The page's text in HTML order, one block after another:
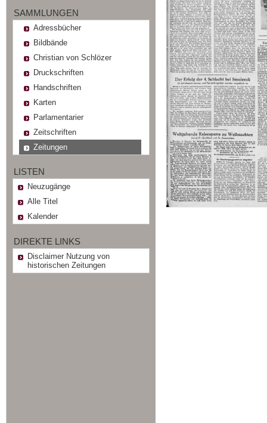
SAMMLUNGEN
Adressbücher
Bildbände
Christian von Schlözer
Druckschriften
Handschriften
Karten
Parlamentarier
Zeitschriften
Zeitungen
LISTEN
Neuzugänge
Alle Titel
Kalender
DIREKTE LINKS
Disclaimer Nutzung von
historischen Zeitungen